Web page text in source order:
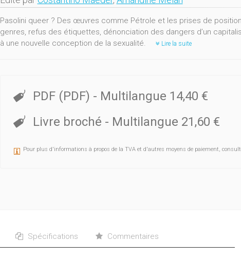
Pasolini queer ? Des œuvres comme Pétrole et les prises de
genres, refus des étiquettes, dénonciation des dangers d’un
à une nouvelle conception de la sexualité.
Lire la suite
PDF (PDF) - Multilangue 14,40 €
Livre broché - Multilangue 21,60 €
Pour plus d'informations à propos de la TVA et d'autres moyens de paiement,
Spécifications Commentaires